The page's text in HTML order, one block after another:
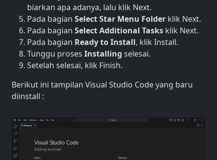
biarkan apa adanya, lalu klik Next.
Pada bagian Select Star Menu Folder klik Next.
Pada bagian Select Additional Tasks klik Next.
Pada bagian Ready to Install, klik Install.
Tunggu proses Installing selesai.
Setelah selesai, klik Finish.
Berikut ini tampilan Visual Studio Code yang baru
diinstall :